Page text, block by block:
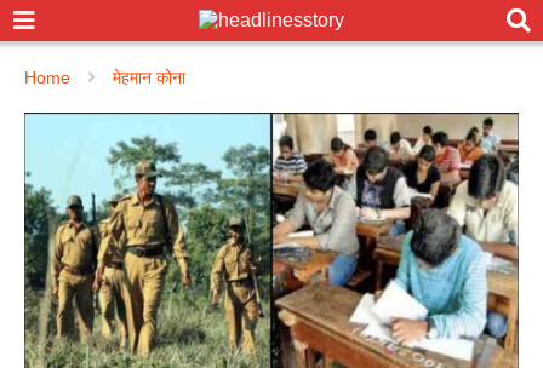
Home मेहमान कोना